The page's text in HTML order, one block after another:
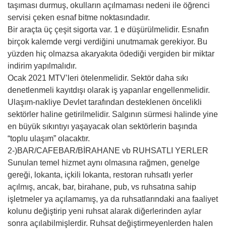
taşıması durmuş, okulların açılmaması nedeni ile öğrenci
servisi çeken esnaf bitme noktasındadır.
Bir araçta üç çeşit sigorta var. 1 e düşürülmelidir. Esnafın
birçok kalemde vergi verdiğini unutmamak gerekiyor. Bu
yüzden hiç olmazsa akaryakıta ödediği vergiden bir miktar
indirim yapılmalıdır.
Ocak 2021 MTV’leri ötelenmelidir. Sektör daha sıkı
denetlenmeli kayıtdışı olarak iş yapanlar engellenmelidir.
Ulaşım-nakliye Devlet tarafından desteklenen öncelikli
sektörler haline getirilmelidir. Salgının sürmesi halinde yine
en büyük sıkıntıyı yaşayacak olan sektörlerin başında
“toplu ulaşım” olacaktır.
2-)BAR/CAFEBAR/BİRAHANE vb RUHSATLI YERLER
Sunulan temel hizmet aynı olmasına rağmen, genelge
gereği, lokanta, içkili lokanta, restoran ruhsatlı yerler
açılmış, ancak, bar, birahane, pub, vs ruhsatına sahip
işletmeler ya açılamamış, ya da ruhsatlarındaki ana faaliyet
kolunu değiştirip yeni ruhsat alarak diğerlerinden aylar
sonra açılabilmişlerdir. Ruhsat değiştirmeyenlerden halen